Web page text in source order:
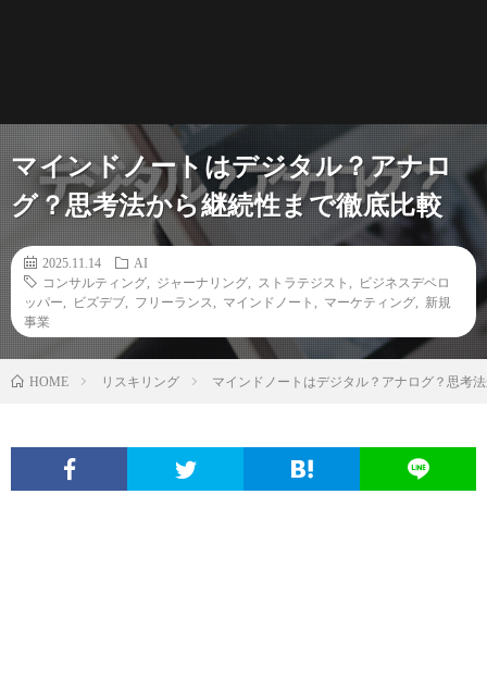
マインドノートはデジタル？アナロ
グ？思考法から継続性まで徹底比較
2025.11.14
AI
コンサルティング
ジャーナリング ストラテジスト
ビジネスデベロ
ッパー
ビズデブ フリーランス マインドノート マーケティング
新規
事業
HOME リスキリング マインドノートはデジタル？アナログ？思考